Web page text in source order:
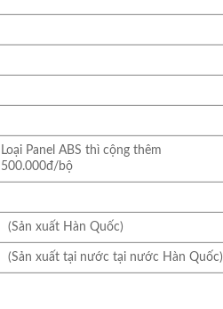
Loại Panel ABS thì cộng thêm
500.000đ/bộ
(Sản xuất Hàn Quốc)
(Sản xuất tại nước tại nước Hàn Quốc)